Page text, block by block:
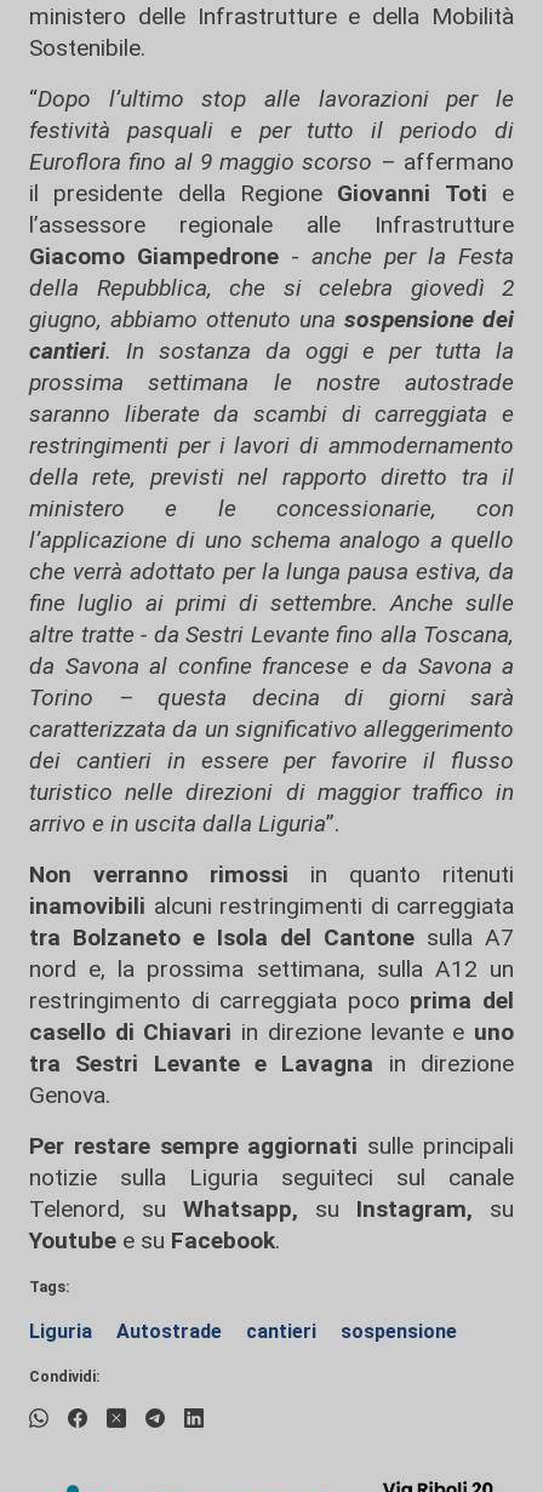
ministero delle Infrastrutture e della Mobilità
Sostenibile.
“Dopo l’ultimo stop alle lavorazioni per le
festività pasquali e per tutto il periodo di
Euroflora fino al 9 maggio scorso – affermano
il presidente della Regione Giovanni Toti e
l’assessore regionale alle Infrastrutture
Giacomo Giampedrone - anche per la Festa
della Repubblica, che si celebra giovedì 2
giugno, abbiamo ottenuto una sospensione dei
cantieri. In sostanza da oggi e per tutta la
prossima settimana le nostre autostrade
saranno liberate da scambi di carreggiata e
restringimenti per i lavori di ammodernamento
della rete, previsti nel rapporto diretto tra il
ministero e le concessionarie, con
l’applicazione di uno schema analogo a quello
che verrà adottato per la lunga pausa estiva, da
fine luglio ai primi di settembre. Anche sulle
altre tratte - da Sestri Levante fino alla Toscana,
da Savona al confine francese e da Savona a
Torino – questa decina di giorni sarà
caratterizzata da un significativo alleggerimento
dei cantieri in essere per favorire il flusso
turistico nelle direzioni di maggior traffico in
arrivo e in uscita dalla Liguria”.
Non verranno rimossi in quanto ritenuti
inamovibili alcuni restringimenti di carreggiata
tra Bolzaneto e Isola del Cantone sulla A7
nord e, la prossima settimana, sulla A12 un
restringimento di carreggiata poco prima del
casello di Chiavari in direzione levante e uno
tra Sestri Levante e Lavagna in direzione
Genova.
Per restare sempre aggiornati sulle principali
notizie sulla Liguria seguiteci sul canale
Telenord, su
Whatsapp, su Instagram, su
Youtube e su Facebook.
Tags:
Liguria Autostrade cantieri sospensione
Condividi: